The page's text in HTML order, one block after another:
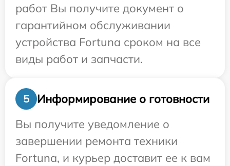
работ Вы получите документ о
гарантийном обслуживании
устройства Fortuna сроком на все
виды работ и запчасти.
5
Информирование о готовности
Вы получите уведомление о
завершении ремонта техники
Fortuna, и курьер доставит ее к вам